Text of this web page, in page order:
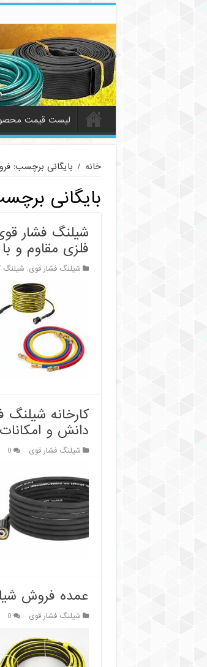
لیست قیمت
خانه / بایگانی برچسب:
بایگانی
فلزی مقاوم و
شیلنگ فشار قوی, شیلنگ
کارخانه شیلنگ
دانش و
شیلنگ فشار قوی 0
عمده فروش
شیلنگ فشار قوی 0